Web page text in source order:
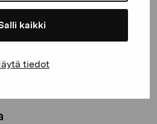
kaikki
tiedot